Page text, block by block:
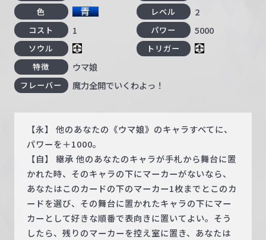
色 レベル 2
コスト 1 パワー 5000
ソウル
トリガー
特徴
ウマ娘
フレーバー 魔力全開でいくわよっ！
【永】 他のあなたの《ウマ娘》のキャラすべてに、
パワーを＋1000。
【自】 継承 他のあなたのキャラが手札から舞台に置
かれた時、そのキャラの下にマーカーがないなら、
あなたはこのカードの下のマーカー1枚までとこのカ
ードを選び、その舞台に置かれたキャラの下にマー
カーとして好きな順番で表向きに置いてよい。そう
したら、残りのマーカーを控え室に置き、あなたは